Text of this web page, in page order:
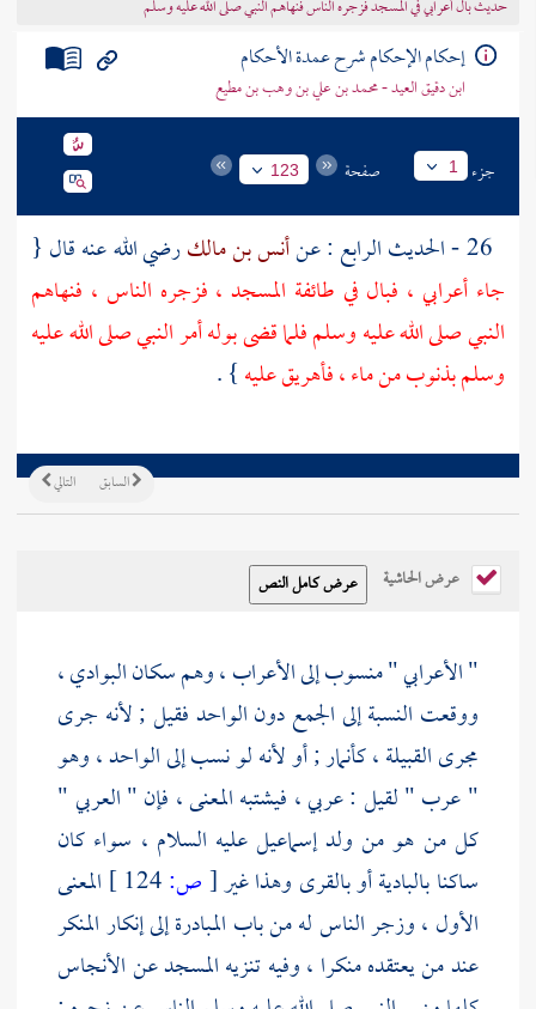
حديث بال أعرابي في المسجد فزجره الناس فنهاهم النبي صلى الله عليه وسلم
إحكام الإحكام شرح عمدة الأحكام
ابن دقيق العيد - محمد بن علي بن وهب بن مطيع
جزء 1 صفحة 123
أنس بن مالكرضي الله عنه قال {
جاء أعرابي ، فبال في طائفة المسجد ، فزجره الناس ، فنهاهم
النبي صلى الله عليه وسلم فلما قضى بوله أمر النبي صلى الله عليه
وسلم بذنوب من ماء ، فأهريق عليه} .
التالي السابق
عرض الحاشية
" الأعرابي " منسوب إلى الأعراب ، وهم سكان البوادي ،
ووقعت النسبة إلى الجمع دون الواحد فقيل ; لأنه جرى
مجرى القبيلة ، كأنمار ; أو لأنه لو نسب إلى الواحد ، وهو
" عرب " لقيل : عربي ، فيشتبه المعنى ، فإن " العربي "
كل من هو من ولد إسماعيل عليه السلام ، سواء كان
ساكنا بالبادية أو بالقرى وهذا غير[ص:
المعنى
الأول ، وزجر الناس له من باب المبادرة إلى إنكار المنكر
عند من يعتقده منكرا ، وفيه تنزيه المسجد عن الأنجاس